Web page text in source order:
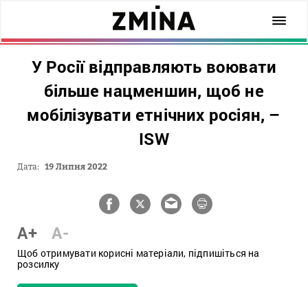
У Росії відправляють воювати
більше нацменшин, щоб не
мобілізувати етнічних росіян, –
ISW
Дата: 19 Липня 2022
A+ A-
Щоб отримувати корисні матеріали, підпишіться на
розсилку